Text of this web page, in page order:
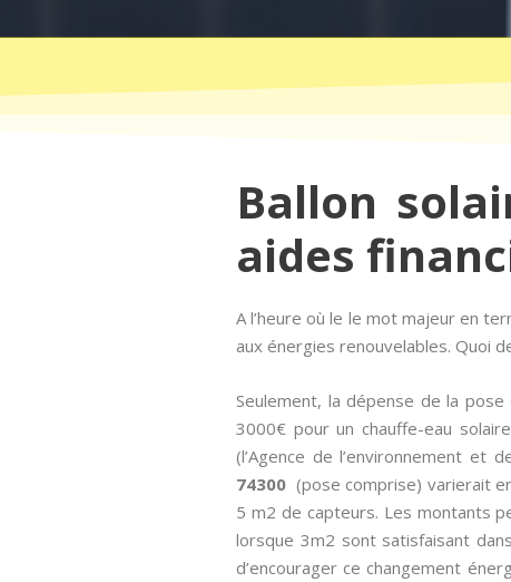
Ballon
aides
A l’heure où le le mot majeur en
aux énergies renouvelables. Quoi
Seulement, la dépense de la
3000€ pour un chauffe-eau
(l’Agence de l’environnement et
74300 (pose comprise) varierait
5 m2 de capteurs. Les montants
lorsque 3m2 sont satisfaisant
d’encourager ce changement